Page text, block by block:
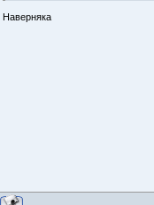
Наверняка